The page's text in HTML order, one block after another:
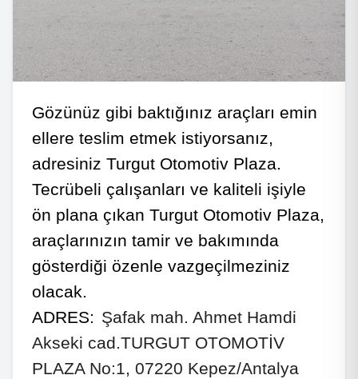
Gözünüz gibi baktığınız araçları emin
ellere teslim etmek istiyorsanız,
adresiniz Turgut Otomotiv Plaza.
Tecrübeli çalışanları ve kaliteli işiyle
ön plana çıkan Turgut Otomotiv Plaza,
araçlarınızın tamir ve bakımında
gösterdiği özenle vazgeçilmeziniz
olacak.
ADRES: Şafak mah. Ahmet Hamdi
Akseki cad.TURGUT OTOMOTİV
PLAZA No:1, 07220 Kepez/Antalya